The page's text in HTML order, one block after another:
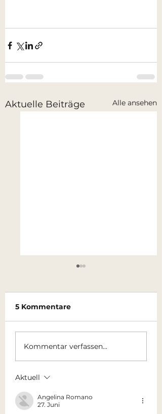
Aktuelle Beiträge Alle ansehen
DAS RICHTIGE um
5 Kommentare
Kommentar verfassen...
Aktuell
Angelina Romano
27. Juni